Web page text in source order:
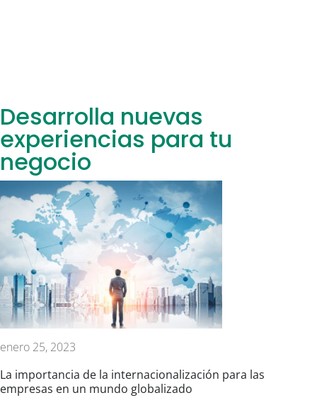
Desarrolla nuevas
experiencias para tu
negocio
enero 25, 2023
La importancia de la internacionalización para las
empresas en un mundo globalizado